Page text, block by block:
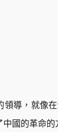
領導，就像
國的革命